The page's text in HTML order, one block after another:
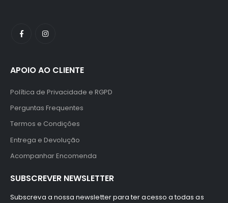
APOIO AO CLIENTE
Política de Privacidade e RGPD
Perguntas Frequentes
Termos e Condições
Entrega e Devolução
Acompanhar Encomenda
SUBSCREVER NEWSLETTER
Subscreva a nossa newsletter para ter acesso a todas as